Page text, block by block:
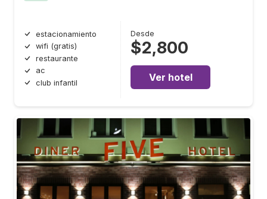
estacionamiento
wifi (gratis)
restaurante
ac
club infantil
Desde
$2,800
Ver hotel